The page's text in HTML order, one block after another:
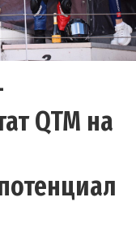
QTM на